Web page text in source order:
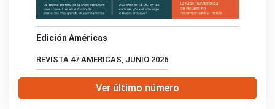
Edición Américas
REVISTA 47 AMERICAS, JUNIO 2026
Ver último número